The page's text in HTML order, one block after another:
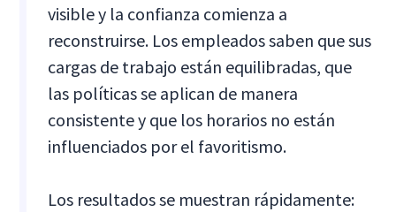
visible y la confianza comienza a
reconstruirse. Los empleados saben que sus
cargas de trabajo están equilibradas, que
las políticas se aplican de manera
consistente y que los horarios no están
influenciados por el favoritismo.
Los resultados se muestran rápidamente: